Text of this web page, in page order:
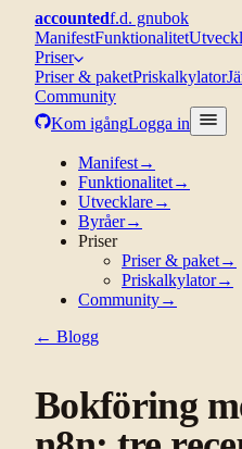
accountedf.d. gnubok
ManifestFunktionalitet
Priser
Priser & paketPriskalkylator
Community
Kom igångLogga in
Manifest→
Funktionalitet→
Utvecklare→
Byråer→
Priser
Priser & paket→
Priskalkylator→
Community→
← Blogg
Bokföring